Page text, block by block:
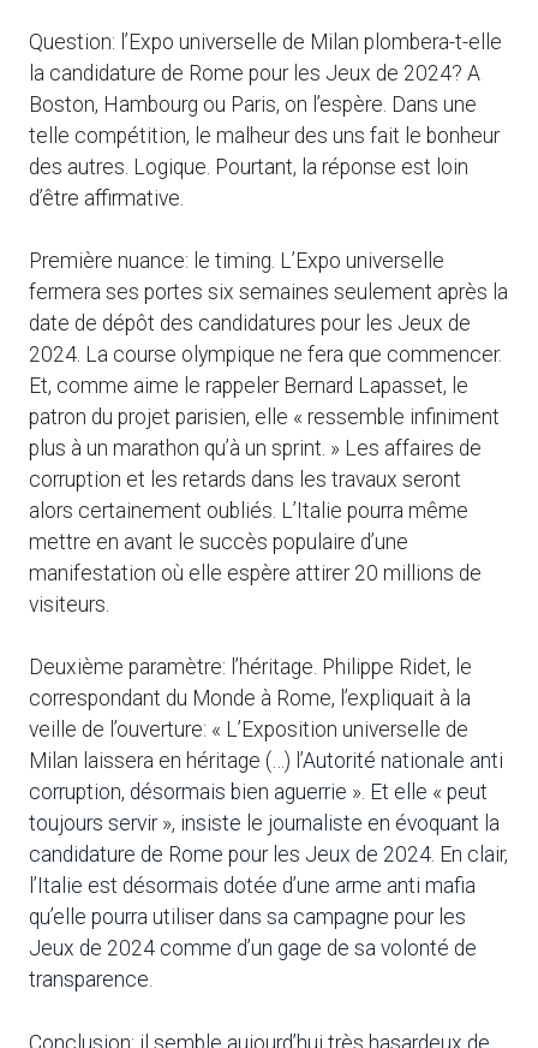
Question: l’Expo universelle de Milan plombera-t-elle
la candidature de Rome pour les Jeux de 2024? A
Boston, Hambourg ou Paris, on l’espère. Dans une
telle compétition, le malheur des uns fait le bonheur
des autres. Logique. Pourtant, la réponse est loin
d’être affirmative.
Première nuance: le timing. L’Expo universelle
fermera ses portes six semaines seulement après la
date de dépôt des candidatures pour les Jeux de
2024. La course olympique ne fera que commencer.
Et, comme aime le rappeler Bernard Lapasset, le
patron du projet parisien, elle « ressemble infiniment
plus à un marathon qu’à un sprint. » Les affaires de
corruption et les retards dans les travaux seront
alors certainement oubliés. L’Italie pourra même
mettre en avant le succès populaire d’une
manifestation où elle espère attirer 20 millions de
visiteurs.
Deuxième paramètre: l’héritage. Philippe Ridet, le
correspondant du Monde à Rome, l’expliquait à la
veille de l’ouverture: « L’Exposition universelle de
Milan laissera en héritage (…) l’Autorité nationale anti
corruption, désormais bien aguerrie ». Et elle « peut
toujours servir », insiste le journaliste en évoquant la
candidature de Rome pour les Jeux de 2024. En clair,
l’Italie est désormais dotée d’une arme anti mafia
qu’elle pourra utiliser dans sa campagne pour les
Jeux de 2024 comme d’un gage de sa volonté de
transparence.
Conclusion: il semble aujourd’hui très hasardeux de